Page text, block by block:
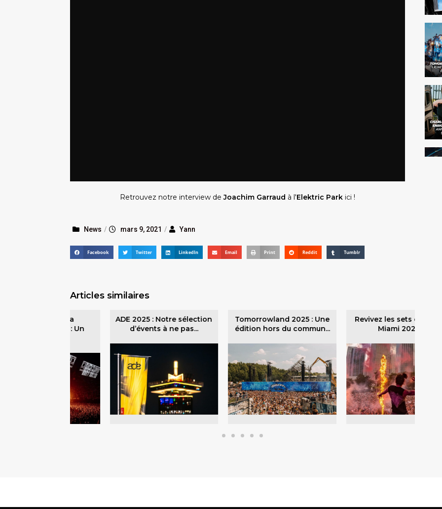
Retrouvez notre interview deJoachim Garraud à l'Elektric Park ici !
News / mars 9, 2021 / Yann
Facebook Twitter LinkedIn Email Print Reddit Tumblr
Articles similaires
ADE 2025 : Notre sélection
d’évents à ne pas...
Tomorrowland 2025 : Une
édition hors du commun...
Revivez les sets de l’Ultra
Miami 2025 !